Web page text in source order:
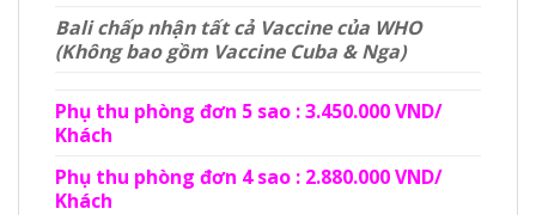
Bali chấp nhận tất cả Vaccine của WHO
(Không bao gồm Vaccine Cuba & Nga)
Phụ thu phòng đơn 5 sao : 3.450.000 VND/
Khách
Phụ thu phòng đơn 4 sao : 2.880.000 VND/
Khách